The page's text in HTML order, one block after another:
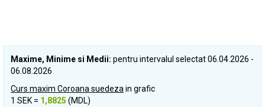
Maxime, Minime si Medii: pentru intervalul selectat 06.04.2026 -
06.08.2026
Curs maxim Coroana suedeza in grafic
1 SEK = 1,8825 (MDL)